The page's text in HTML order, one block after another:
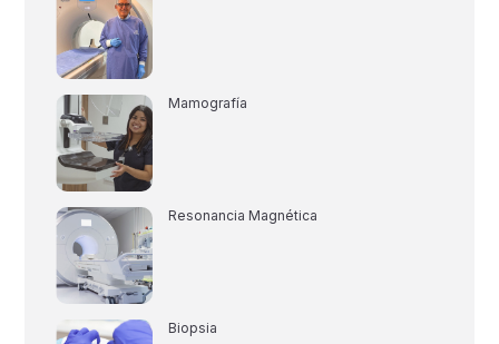
Mamografía
Resonancia Magnética
Biopsia